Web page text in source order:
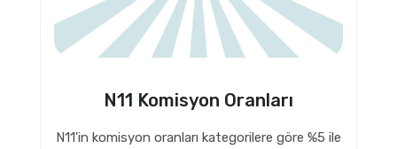
N11 Komisyon Oranları
N11'in komisyon oranları kategorilere göre %5 ile